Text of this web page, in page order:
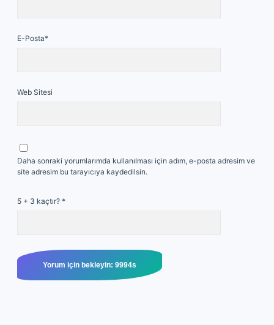
E-Posta*
Web Sitesi
Daha sonraki yorumlarımda kullanılması için adım, e-posta adresim ve
site adresim bu tarayıcıya kaydedilsin.
5 + 3 kaçtır? *